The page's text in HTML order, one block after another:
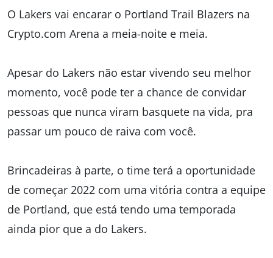
O Lakers vai encarar o Portland Trail Blazers na
Crypto.com Arena a meia-noite e meia.
Apesar do Lakers não estar vivendo seu melhor
momento, você pode ter a chance de convidar
pessoas que nunca viram basquete na vida, pra
passar um pouco de raiva com você.
Brincadeiras à parte, o time terá a oportunidade
de começar 2022 com uma vitória contra a equipe
de Portland, que está tendo uma temporada
ainda pior que a do Lakers.